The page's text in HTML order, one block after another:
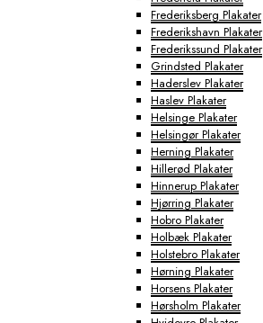
Frederiksberg Plakater
Frederikshavn Plakater
Frederikssund Plakater
Grindsted Plakater
Haderslev Plakater
Haslev Plakater
Helsinge Plakater
Helsingør Plakater
Herning Plakater
Hillerød Plakater
Hinnerup Plakater
Hjørring Plakater
Hobro Plakater
Holbæk Plakater
Holstebro Plakater
Hørning Plakater
Horsens Plakater
Hørsholm Plakater